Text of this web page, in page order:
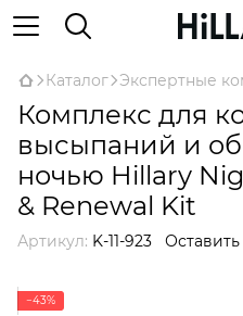
Каталог Экспертные
Комплекс для
высыпаний и
ночью Hillary
& Renewal Kit
Артикул: K-11-923 Оставить
−43%